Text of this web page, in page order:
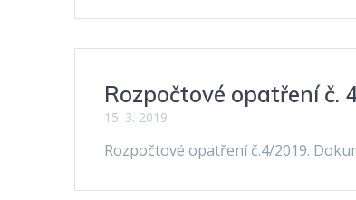
Rozpočtové opatření č.
15. 3. 2019
Rozpočtové opatření č.4/2019.